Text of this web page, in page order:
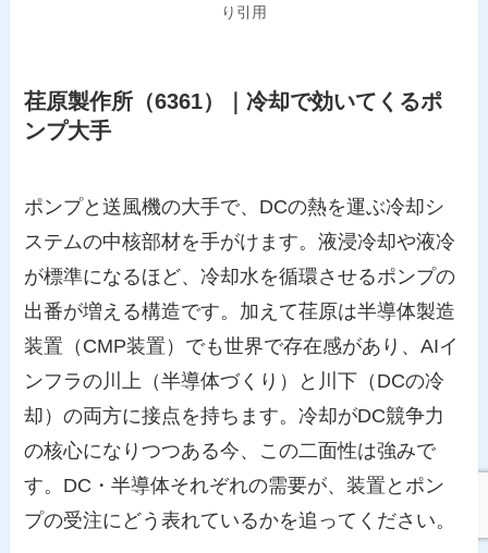
り引用
荏原製作所（6361）｜冷却で効いてくるポ
ンプ大手
ポンプと送風機の大手で、DCの熱を運ぶ冷却シ
ステムの中核部材を手がけます。液浸冷却や液冷
が標準になるほど、冷却水を循環させるポンプの
出番が増える構造です。加えて荏原は半導体製造
装置（CMP装置）でも世界で存在感があり、AIイ
ンフラの川上（半導体づくり）と川下（DCの冷
却）の両方に接点を持ちます。冷却がDC競争力
の核心になりつつある今、この二面性は強みで
す。DC・半導体それぞれの需要が、装置とポン
プの受注にどう表れているかを追ってください。